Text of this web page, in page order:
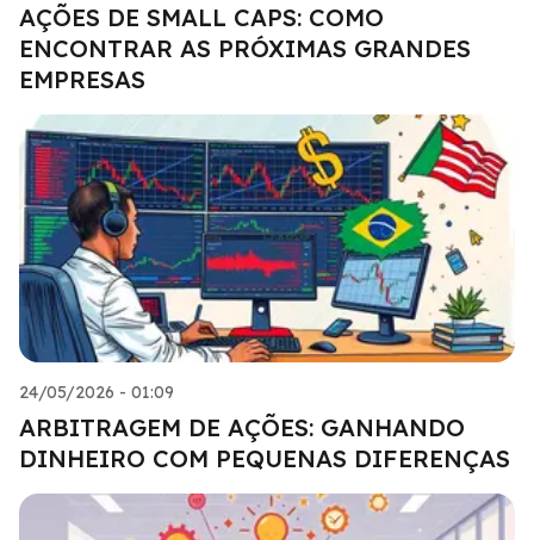
AÇÕES DE SMALL CAPS: COMO
ENCONTRAR AS PRÓXIMAS GRANDES
EMPRESAS
24/05/2026 - 01:09
ARBITRAGEM DE AÇÕES: GANHANDO
DINHEIRO COM PEQUENAS DIFERENÇAS